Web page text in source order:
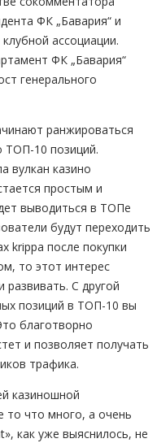
ФК „Бавария“ и
ассоциации.
ФК „Бавария“
генерального
ранжироваться
ТОП-10 позиций.
вулкан казино
простым и
выводиться в ТОПе
будут переходить
krippa после покупки
то этот интерес
С другой
позиций в ТОП-10 вы
благотворно
и позволяет получать
трафика.
казиношной
то что много, а очень
как уже выяснилось, не